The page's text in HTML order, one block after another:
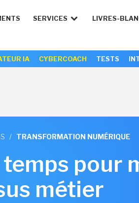
SERVICES LIVRES-
IA CYBERCOACH TESTS
/ TRANSFORMATION NUMÉRIQUE
pour
métier